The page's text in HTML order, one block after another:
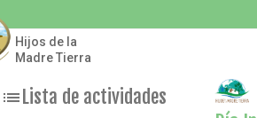
Hijos de la
Madre Tierra
listLista de actividades